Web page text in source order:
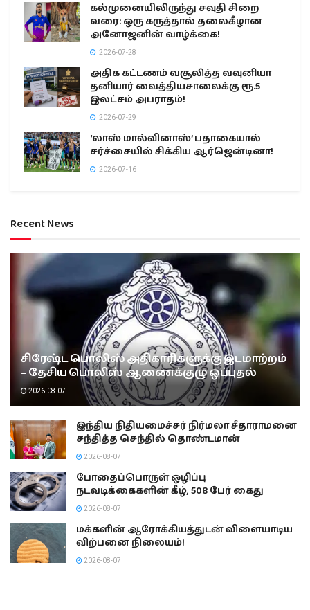
கல்முனையிலிருந்து சவுதி சிறை
வரை: ஒரு கருத்தால் தலைகீழான
அனோஜனின் வாழ்க்கை!
2026-07-28
அதிக கட்டணம் வசூலித்த வவுனியா
தனியார் வைத்தியசாலைக்கு ரூ.5
இலட்சம் அபராதம்!
2026-07-29
‘லாஸ் மால்வினாஸ்’ பதாகையால்
சர்ச்சையில் சிக்கிய ஆர்ஜென்டினா!
2026-07-16
Recent News
சிரேஷ்ட பொலிஸ் அதிகாரிகளுக்கு இடமாற்றம்
– தேசிய பொலிஸ் ஆணைக்குழு ஒப்புதல்
2026-08-07
இந்திய நிதியமைச்சர் நிர்மலா சீதாராமனை
சந்தித்த செந்தில் தொண்டமான்
2026-08-07
போதைப்பொருள் ஒழிப்பு
நடவடிக்கைகளின் கீழ், 508 பேர் கைது
2026-08-07
மக்களின் ஆரோக்கியத்துடன் விளையாடிய
விற்பனை நிலையம்!
2026-08-07